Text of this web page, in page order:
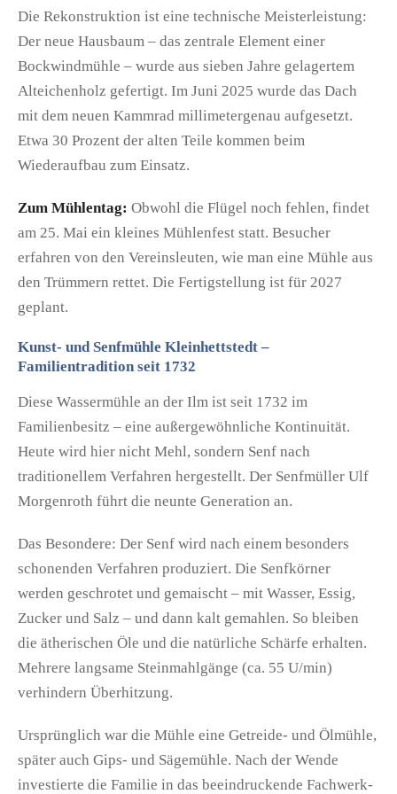
Die Rekonstruktion ist eine technische Meisterleistung:
Der neue Hausbaum – das zentrale Element einer
Bockwindmühle – wurde aus sieben Jahre gelagertem
Alteichenholz gefertigt. Im Juni 2025 wurde das Dach
mit dem neuen Kammrad millimetergenau aufgesetzt.
Etwa 30 Prozent der alten Teile kommen beim
Wiederaufbau zum Einsatz.
Zum Mühlentag: Obwohl die Flügel noch fehlen, findet
am 25. Mai ein kleines Mühlenfest statt. Besucher
erfahren von den Vereinsleuten, wie man eine Mühle aus
den Trümmern rettet. Die Fertigstellung ist für 2027
geplant.
Kunst- und Senfmühle Kleinhettstedt –
Familientradition seit 1732
Diese Wassermühle an der Ilm ist seit 1732 im
Familienbesitz – eine außergewöhnliche Kontinuität.
Heute wird hier nicht Mehl, sondern Senf nach
traditionellem Verfahren hergestellt. Der Senfmüller Ulf
Morgenroth führt die neunte Generation an.
Das Besondere: Der Senf wird nach einem besonders
schonenden Verfahren produziert. Die Senfkörner
werden geschrotet und gemaischt – mit Wasser, Essig,
Zucker und Salz – und dann kalt gemahlen. So bleiben
die ätherischen Öle und die natürliche Schärfe erhalten.
Mehrere langsame Steinmahlgänge (ca. 55 U/min)
verhindern Überhitzung.
Ursprünglich war die Mühle eine Getreide- und Ölmühle,
später auch Gips- und Sägemühle. Nach der Wende
investierte die Familie in das beeindruckende Fachwerk-